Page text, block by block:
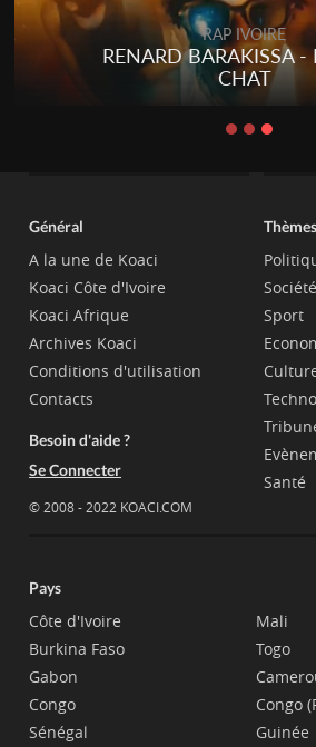
Togo
Talakaka -
Général
A la une de Koaci
Koaci Côte d'Ivoire
Koaci Afrique
Archives Koaci
Conditions d'utilisation
Contacts
Besoin d'aide ?
Se Connecter
© 2008 - 2022 KOACI.COM
Thèmes
Société
Sport
Santé
Pays
Côte d'Ivoire
Burkina Faso
Gabon
Congo
Sénégal
Mali
Togo
Congo
Guinée